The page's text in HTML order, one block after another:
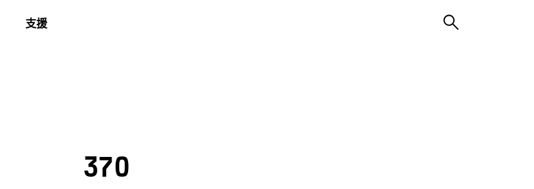
支援
370